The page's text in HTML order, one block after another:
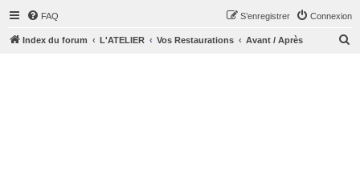
FAQ Connexion
S’enregistrer
Index du forum L'ATELIER Vos Restaurations Avant / Après